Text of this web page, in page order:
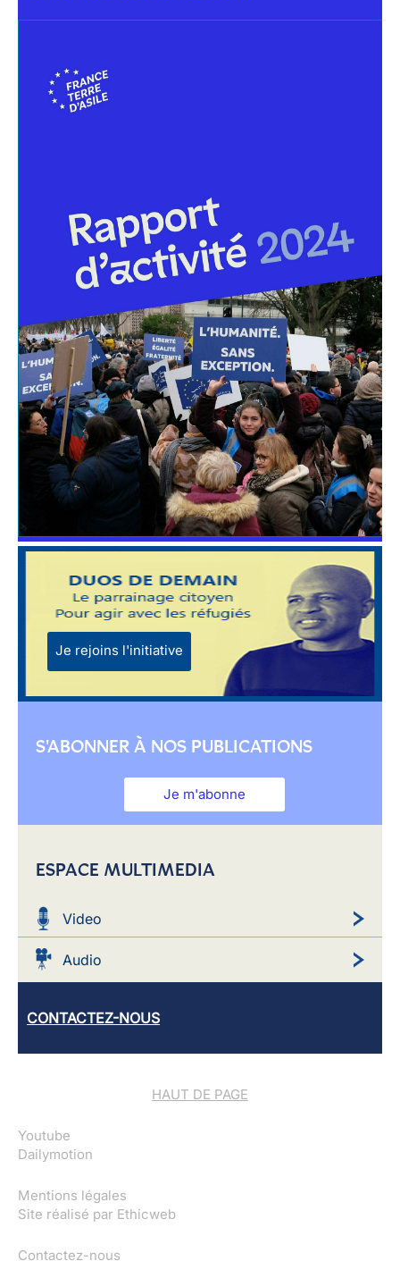
Je rejoins l'initiative
S'ABONNER À NOS PUBLICATIONS
Je m'abonne
ESPACE MULTIMEDIA
Video
Audio
CONTACTEZ-NOUS
HAUT DE PAGE
Youtube
Dailymotion
Mentions légales
Site réalisé par Ethicweb
Contactez-nous